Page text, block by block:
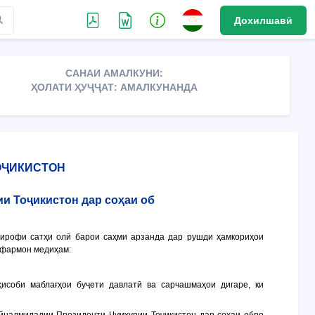
Дохилшавӣ
САНАИ АМАЛКУНИ:
ҲОЛАТИ ҲУҶҶАТ: АМАЛКУНАНДА
Тоҷикистон дар соҳаи об
сатҳи олӣ барои саҳми арзанда дар рушди ҳамкориҳои
фармон медиҳам:
маблағҳои буҷети давлатӣ ва сарчашмаҳои дигаре, ки